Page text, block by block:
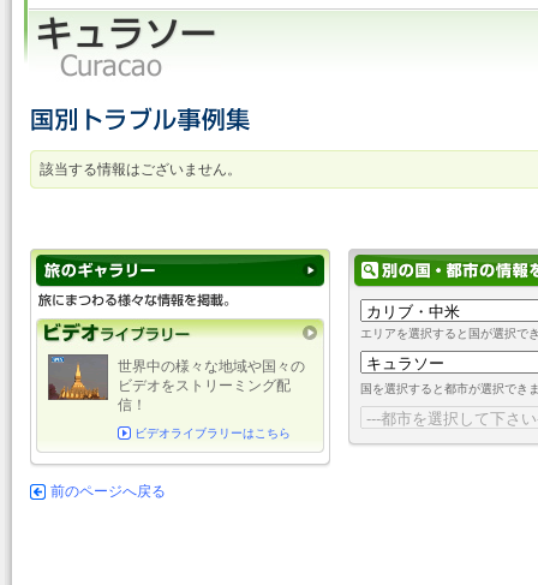
該当する情報はございません。
エリアを選択すると国が選択で
国を選択すると都市が選択でき
世界中の様々な地域や国々の
ビデオをストリーミング配
信！
ビデオライブラリーはこちら
前のページへ戻る